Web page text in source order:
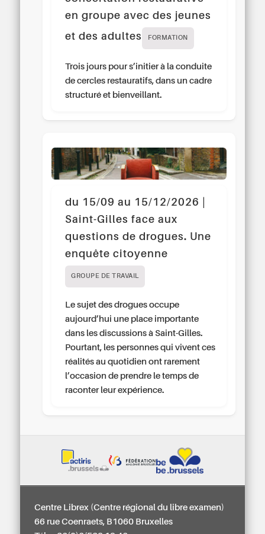
en groupe avec des jeunes
et des adultes
FORMATION
Trois jours pour s’initier à la conduite
de cercles restauratifs, dans un cadre
structuré et bienveillant.
du 15/09 au 15/12/2026 |
Saint-Gilles face aux
questions de drogues. Une
enquête citoyenne
GROUPE DE TRAVAIL
Le sujet des drogues occupe
aujourd’hui une place importante
dans les discussions à Saint-Gilles.
Pourtant, les personnes qui vivent ces
réalités au quotidien ont rarement
l’occasion de prendre le temps de
raconter leur expérience.
Centre Librex (Centre régional du libre examen)
66 rue Coenraets, B1060 Bruxelles